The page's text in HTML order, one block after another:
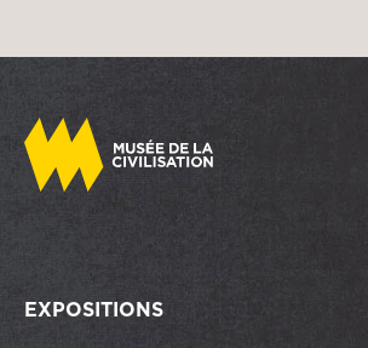
EXPOSITIONS